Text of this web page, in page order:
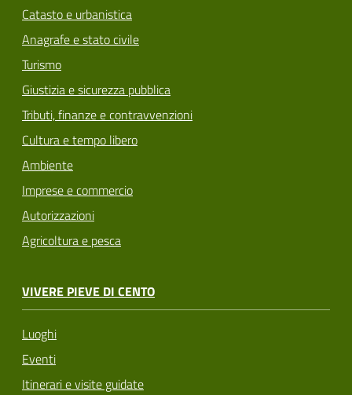
Catasto e urbanistica
Anagrafe e stato civile
Turismo
Giustizia e sicurezza pubblica
Tributi, finanze e contravvenzioni
Cultura e tempo libero
Ambiente
Imprese e commercio
Autorizzazioni
Agricoltura e pesca
VIVERE PIEVE DI CENTO
Luoghi
Eventi
Itinerari e visite guidate